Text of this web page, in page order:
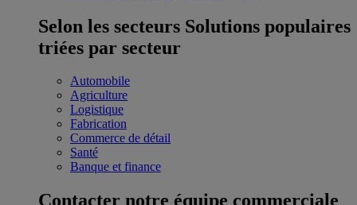
Selon les secteurs Solutions populaires
triées par secteur
Automobile
Agriculture
Logistique
Fabrication
Commerce de détail
Santé
Banque et finance
Contacter notre équipe commerciale